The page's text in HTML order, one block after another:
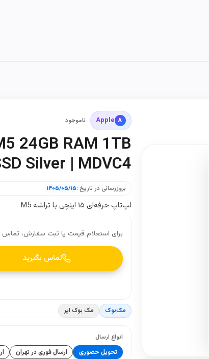
A
Apple ناموجود
24GB RAM 1TB
Silver | MDVC4
بروزرسانی در تاریخ :۱۴۰۵/۰۵/۱۵
لپ‌تاپ حرفه‌ای ۱۵ اینچی با تراشه M5
برای استعلام قیمت یا ثبت سفارش، تماس
تماس بگیرید
مک‌بوک مک بوک ایر
انواع ارسال
تحویل حضوری ارسال فوری در تهران